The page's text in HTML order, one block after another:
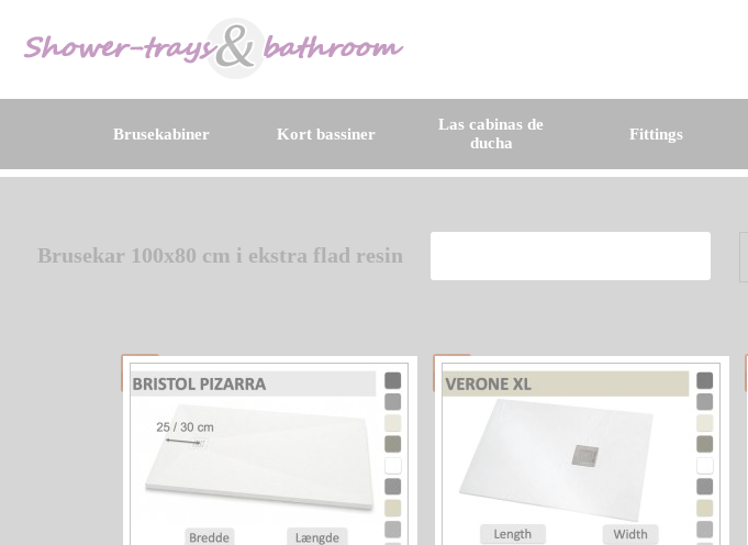
Brusekabiner Kort bassiner
Las cabinas de
ducha
Fittings
Brusekar 100x80 cm i ekstra flad resin